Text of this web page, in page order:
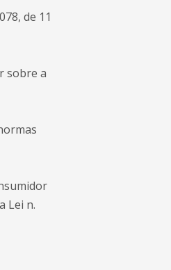
de 11
sobre a
Lei n.